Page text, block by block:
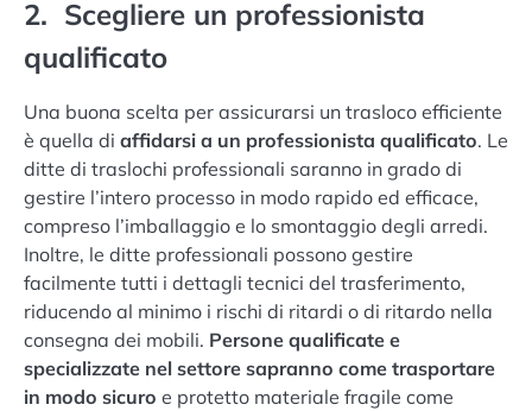
2. Scegliere un professionista
qualificato
Una buona scelta per assicurarsi un trasloco efficiente
è quella di affidarsi a un professionista qualificato. Le
ditte di traslochi professionali saranno in grado di
gestire l’intero processo in modo rapido ed efficace,
compreso l’imballaggio e lo smontaggio degli arredi.
Inoltre, le ditte professionali possono gestire
facilmente tutti i dettagli tecnici del trasferimento,
riducendo al minimo i rischi di ritardi o di ritardo nella
consegna dei mobili. Persone qualificate e
specializzate nel settore sapranno come trasportare
in modo sicuro e protetto materiale fragile come